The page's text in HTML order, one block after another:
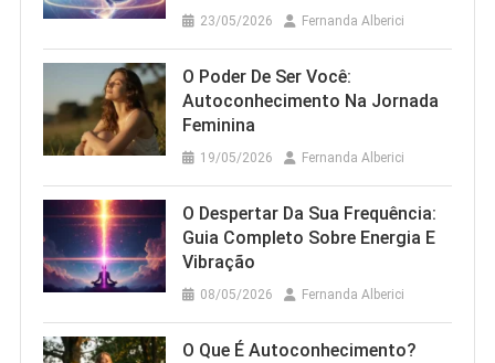
23/05/2026 Fernanda Alberici
O Poder De Ser Você:
Autoconhecimento Na Jornada
Feminina
19/05/2026 Fernanda Alberici
O Despertar Da Sua Frequência:
Guia Completo Sobre Energia E
Vibração
08/05/2026 Fernanda Alberici
O Que É Autoconhecimento?